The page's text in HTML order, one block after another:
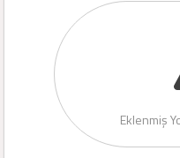
Eklenmiş